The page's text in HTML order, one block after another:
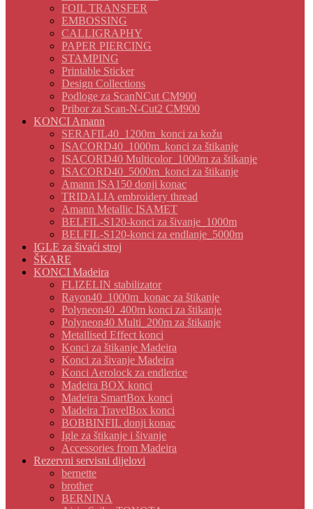
FOIL TRANSFER
EMBOSSING
CALLIGRAPHY
PAPER PIERCING
STAMPING
Printable Sticker
Design Collections
Podloge za ScanNCut CM900
Pribor za Scan-N-Cut2 CM900
KONCI Amann
SERAFIL40_1200m_konci za kožu
ISACORD40_1000m_konci za štikanje
ISACORD40 Multicolor_1000m za štikanje
ISACORD40_5000m_konci za štikanje
Amann ISA150 donji konac
TRIDALIA embroidery thread
Amann Metallic ISAMET
BELFIL-S120-konci za šivanje_1000m
BELFIL-S120-konci za endlanje_5000m
IGLE za šivaći stroj
ŠKARE
KONCI Madeira
FLIZELIN stabilizator
Rayon40_1000m_konac za štikanje
Polyneon40_400m konci za štikanje
Polyneon40 Multi_200m za štikanje
Metallised Effect konci
Konci za štikanje Madeira
Konci za šivanje Madeira
Konci Aerolock za endlerice
Madeira BOX konci
Madeira SmartBox konci
Madeira TravelBox konci
BOBBINFIL donji konac
Igle za štikanje i šivanje
Accessories from Madeira
Rezervni servisni dijelovi
bernette
brother
BERNINA